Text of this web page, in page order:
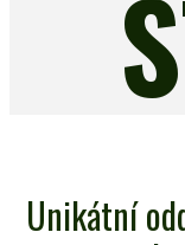
Unikátní